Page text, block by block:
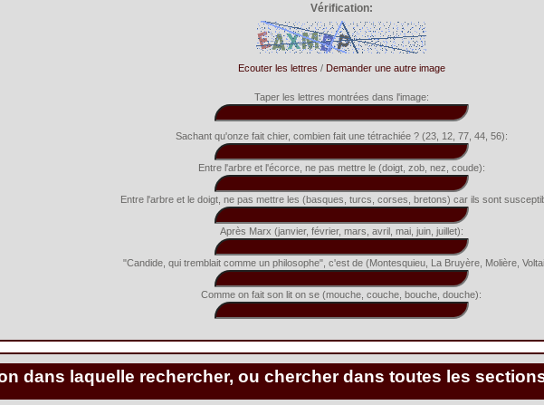
Vérification:
Ecouter les lettres / Demander une autre image
Taper les lettres montrées dans l'image:
Sachant qu'onze fait chier, combien fait une tétrachiée ? (23, 12, 77, 44, 56):
Entre l'arbre et l'écorce, ne pas mettre le (doigt, zob, nez, coude):
Entre l'arbre et le doigt, ne pas mettre les (basques, turcs, corses, bretons) car ils sont
Après Marx (janvier, février, mars, avril, mai, juin, juillet):
"Candide, qui tremblait comme un philosophe", c'est de (Montesquieu, La Bruyère, Molière,
Comme on fait son lit on se (mouche, couche, bouche, douche):
dans laquelle rechercher, ou chercher dans toutes les